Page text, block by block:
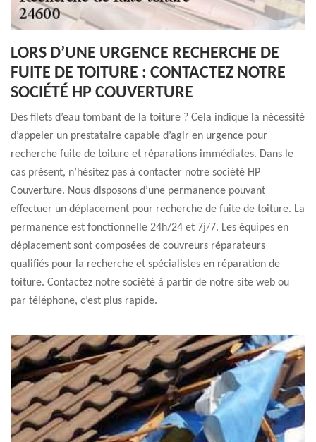
LORS D’UNE URGENCE RECHERCHE DE
FUITE DE TOITURE : CONTACTEZ NOTRE
SOCIÉTÉ HP COUVERTURE
Des filets d’eau tombant de la toiture ? Cela indique la nécessité
d’appeler un prestataire capable d’agir en urgence pour
recherche fuite de toiture et réparations immédiates. Dans le
cas présent, n’hésitez pas à contacter notre société HP
Couverture. Nous disposons d’une permanence pouvant
effectuer un déplacement pour recherche de fuite de toiture. La
permanence est fonctionnelle 24h/24 et 7j/7. Les équipes en
déplacement sont composées de couvreurs réparateurs
qualifiés pour la recherche et spécialistes en réparation de
toiture. Contactez notre société à partir de notre site web ou
par téléphone, c’est plus rapide.